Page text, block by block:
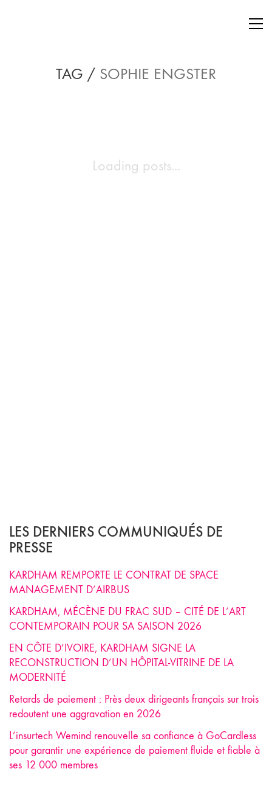
TAG / SOPHIE ENGSTER
Loading posts...
LES DERNIERS COMMUNIQUÉS DE
PRESSE
KARDHAM REMPORTE LE CONTRAT DE SPACE
MANAGEMENT D’AIRBUS
KARDHAM, MÉCÈNE DU FRAC SUD – CITÉ DE L’ART
CONTEMPORAIN POUR SA SAISON 2026
EN CÔTE D’IVOIRE, KARDHAM SIGNE LA
RECONSTRUCTION D’UN HÔPITAL-VITRINE DE LA
MODERNITÉ
Retards de paiement : Près deux dirigeants français sur trois
redoutent une aggravation en 2026
L’insurtech Wemind renouvelle sa confiance à GoCardless
pour garantir une expérience de paiement fluide et fiable à
ses 12 000 membres